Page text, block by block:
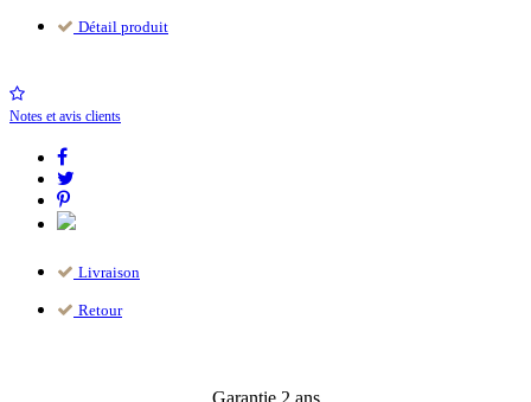
Détail produit
Notes et avis clients
Livraison
Retour